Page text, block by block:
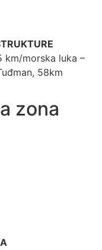
km/morska luka –
58km
zona